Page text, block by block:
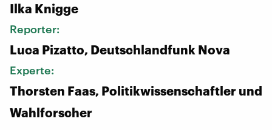
Ilka Knigge
Reporter:
Luca Pizatto, Deutschlandfunk Nova
Experte:
Thorsten Faas, Politikwissenschaftler und
Wahlforscher